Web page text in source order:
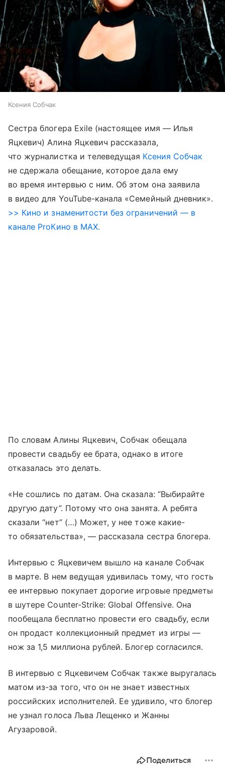
Ксения Собчак
Сестра блогера Exile (настоящее имя — Илья
Яцкевич) Алина Яцкевич рассказала,
что журналистка и телеведущая Ксения Собчак
не сдержала обещание, которое дала ему
во время интервью с ним. Об этом она заявила
в видео для YouTube-канала «Семейный дневник».
>> Кино и знаменитости без ограничений — в
канале ProКино в MAX.
По словам Алины Яцкевич, Собчак обещала
провести свадьбу ее брата, однако в итоге
отказалась это делать.
«Не сошлись по датам. Она сказала: “Выбирайте
другую дату”. Потому что она занята. А ребята
сказали “нет” (…) Может, у нее тоже какие-
то обязательства», — рассказала сестра блогера.
Интервью с Яцкевичем вышло на канале Собчак
в марте. В нем ведущая удивилась тому, что гость
ее интервью покупает дорогие игровые предметы
в шутере Counter-Strike: Global Offensive. Она
пообещала бесплатно провести его свадьбу, если
он продаст коллекционный предмет из игры —
нож за 1,5 миллиона рублей. Блогер согласился.
В интервью с Яцкевичем Собчак также выругалась
матом из-за того, что он не знает известных
российских исполнителей. Ее удивило, что блогер
не узнал голоса Льва Лещенко и Жанны
Агузаровой.
Поделиться